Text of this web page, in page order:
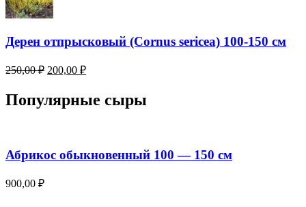
Дерен отпрысковый (Cornus sericea) 100-150 см
250,00₽ Первоначальная
250,00 ₽.
200,00 ₽Текущая
Популярные сыры
Абрикос обыкновенный 100 — 150 см
900,00 ₽